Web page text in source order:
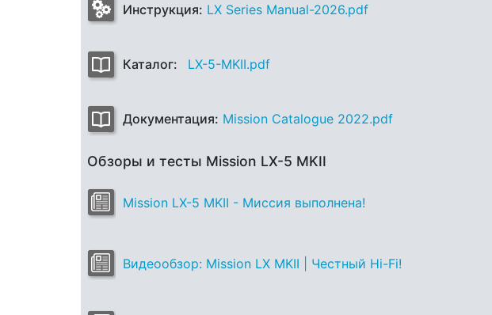
Инструкция: LX Series Manual-2026.pdf
Каталог: LX-5-MKII.pdf
Документация: Mission Catalogue 2022.pdf
Обзоры и тесты Mission LX-5 MKII
Mission LX-5 MKII - Миссия выполнена!
Видеообзор: Mission LX MKII | Честный Hi-Fi!